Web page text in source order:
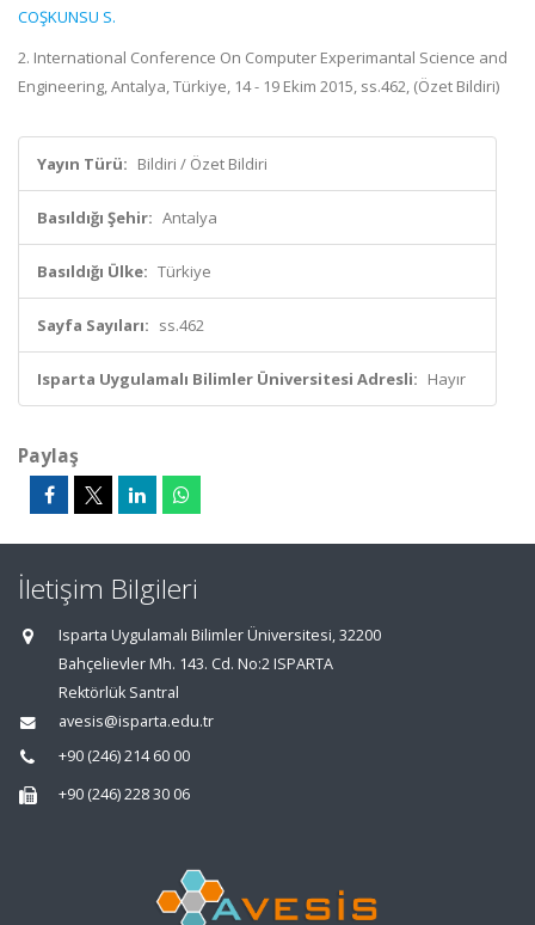
COŞKUNSU S.
2. International Conference On Computer Experimantal Science and
Engineering, Antalya, Türkiye, 14 - 19 Ekim 2015, ss.462, (Özet Bildiri)
Yayın Türü: Bildiri / Özet Bildiri
Basıldığı Şehir: Antalya
Basıldığı Ülke: Türkiye
Sayfa Sayıları: ss.462
Isparta Uygulamalı Bilimler Üniversitesi Adresli: Hayır
Paylaş
İletişim Bilgileri
Isparta Uygulamalı Bilimler Üniversitesi, 32200
Bahçelievler Mh. 143. Cd. No:2 ISPARTA
Rektörlük Santral
avesis@isparta.edu.tr
+90 (246) 214 60 00
+90 (246) 228 30 06